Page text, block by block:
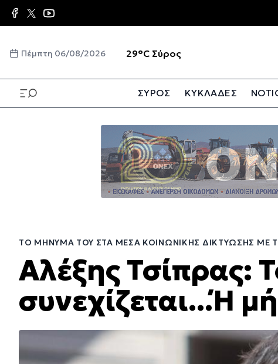
Παράκαμψη
προς
κυρίωςΠέμπτη 06/08/2026 29°C Σύρος
ΣΥΡΟΣ ΚΥΚΛΑΔΕΣ
ΤΟ ΜΉΝΥΜΑ ΤΟΥ ΣΤΑ ΜΈΣΑ ΚΟΙΝΩΝΙΚΉΣ ΔΙΚΤΎΩΣΗΣ ΜΕ
Αλέξης Τσίπρας:
συνεχίζεται...Ή